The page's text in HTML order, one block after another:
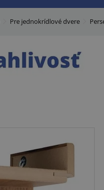
Pre jednokrídlové dvere